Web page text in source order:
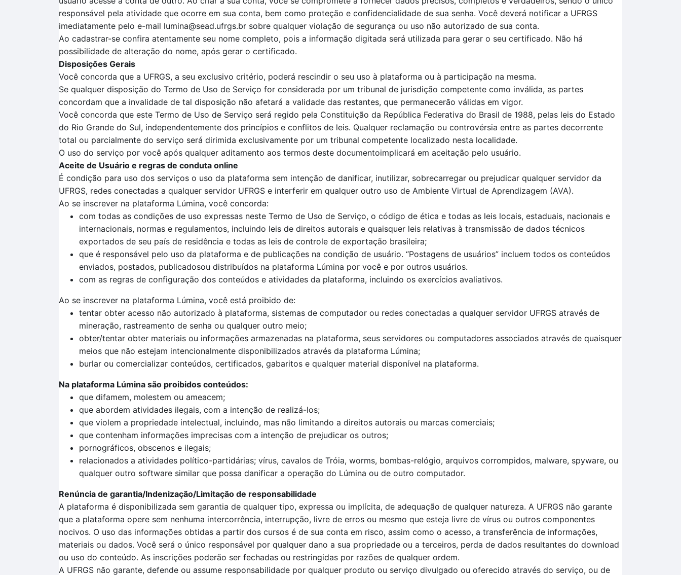
responsável pela atividade que ocorre em sua conta, bem como proteção e confidencialidade de sua senha. Você deverá notificar a UFRGS
imediatamente pelo e-mail lumina@sead.ufrgs.br sobre qualquer violação de segurança ou uso não autorizado de sua conta.
Ao cadastrar-se confira atentamente seu nome completo, pois a informação digitada será utilizada para gerar o seu certificado. Não há
possibilidade de alteração do nome, após gerar o certificado.
Disposições Gerais
Você concorda que a UFRGS, a seu exclusivo critério, poderá rescindir o seu uso à plataforma ou à participação na mesma.
Se qualquer disposição do Termo de Uso de Serviço for considerada por um tribunal de jurisdição competente como inválida, as partes
concordam que a invalidade de tal disposição não afetará a validade das restantes, que permanecerão válidas em vigor.
Você concorda que este Termo de Uso de Serviço será regido pela Constituição da República Federativa do Brasil de 1988, pelas leis do Estado
do Rio Grande do Sul, independentemente dos princípios e conflitos de leis. Qualquer reclamação ou controvérsia entre as partes decorrente
total ou parcialmente do serviço será dirimida exclusivamente por um tribunal competente localizado nesta localidade.
O uso do serviço por você após qualquer aditamento aos termos deste documentoimplicará em aceitação pelo usuário.
Aceite de Usuário e regras de conduta online
É condição para uso dos serviços o uso da plataforma sem intenção de danificar, inutilizar, sobrecarregar ou prejudicar qualquer servidor da
UFRGS, redes conectadas a qualquer servidor UFRGS e interferir em qualquer outro uso de Ambiente Virtual de Aprendizagem (AVA).
Ao se inscrever na plataforma Lúmina, você concorda:
com todas as condições de uso expressas neste Termo de Uso de Serviço, o código de ética e todas as leis locais, estaduais, nacionais e
internacionais, normas e regulamentos, incluindo leis de direitos autorais e quaisquer leis relativas à transmissão de dados técnicos
exportados de seu país de residência e todas as leis de controle de exportação brasileira;
que é responsável pelo uso da plataforma e de publicações na condição de usuário. “Postagens de usuários” incluem todos os conteúdos
enviados, postados, publicadosou distribuídos na plataforma Lúmina por você e por outros usuários.
com as regras de configuração dos conteúdos e atividades da plataforma, incluindo os exercícios avaliativos.
Ao se inscrever na plataforma Lúmina, você está proibido de:
tentar obter acesso não autorizado à plataforma, sistemas de computador ou redes conectadas a qualquer servidor UFRGS através de
mineração, rastreamento de senha ou qualquer outro meio;
obter/tentar obter materiais ou informações armazenadas na plataforma, seus servidores ou computadores associados através de quaisquer
meios que não estejam intencionalmente disponibilizados através da plataforma Lúmina;
burlar ou comercializar conteúdos, certificados, gabaritos e qualquer material disponível na plataforma.
Na plataforma Lúmina são proibidos conteúdos:
que difamem, molestem ou ameacem;
que abordem atividades ilegais, com a intenção de realizá-los;
que violem a propriedade intelectual, incluindo, mas não limitando a direitos autorais ou marcas comerciais;
que contenham informações imprecisas com a intenção de prejudicar os outros;
pornográficos, obscenos e ilegais;
relacionados a atividades político-partidárias; vírus, cavalos de Tróia, worms, bombas-relógio, arquivos corrompidos, malware, spyware, ou
qualquer outro software similar que possa danificar a operação do Lúmina ou de outro computador.
Renúncia de garantia/Indenização/Limitação de responsabilidade
A plataforma é disponibilizada sem garantia de qualquer tipo, expressa ou implícita, de adequação de qualquer natureza. A UFRGS não garante
que a plataforma opere sem nenhuma intercorrência, interrupção, livre de erros ou mesmo que esteja livre de vírus ou outros componentes
nocivos. O uso das informações obtidas a partir dos cursos é de sua conta em risco, assim como o acesso, a transferência de informações,
materiais ou dados. Você será o único responsável por qualquer dano a sua propriedade ou a terceiros, perda de dados resultantes do download
ou uso do conteúdo. As inscrições poderão ser fechadas ou restringidas por razões de qualquer ordem.
A UFRGS não garante, defende ou assume responsabilidade por qualquer produto ou serviço divulgado ou oferecido através do serviço, ou de